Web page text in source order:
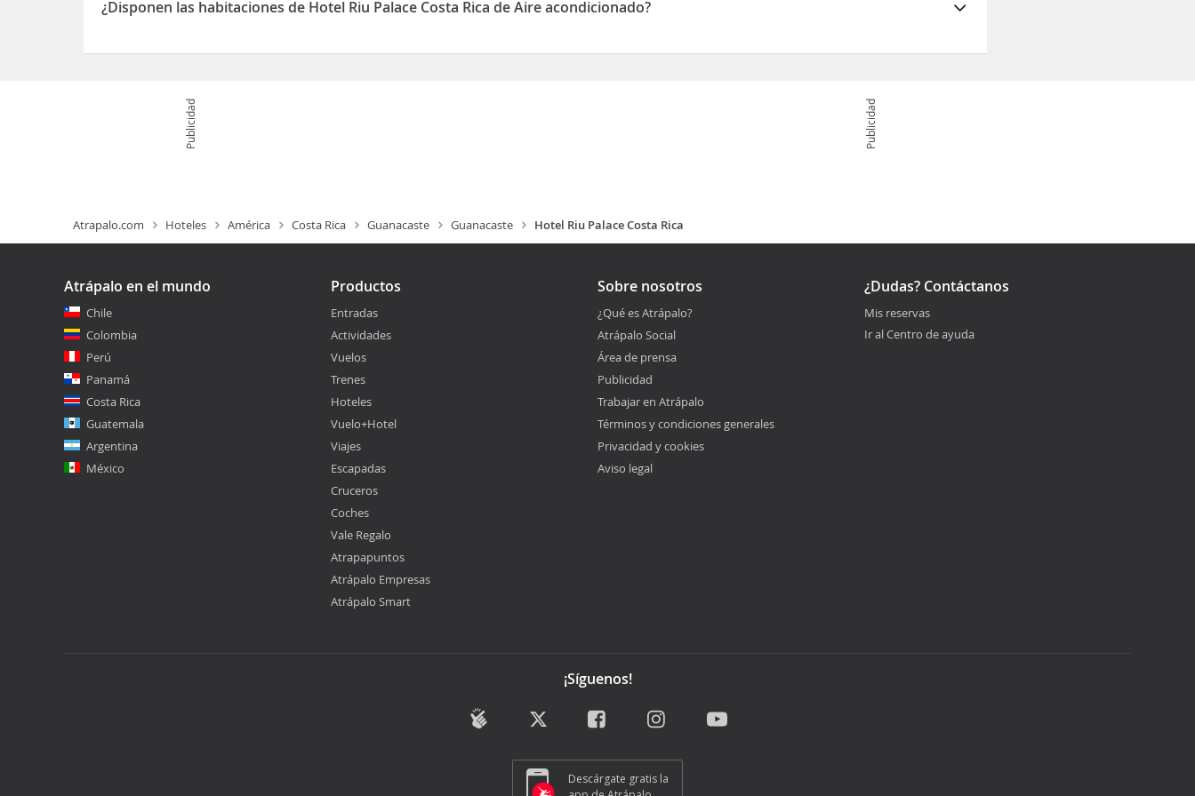
¿Disponen las habitaciones de Hotel Riu Palace Costa Rica de Aire acondicionado?
Publicidad Publicidad
Atrapalo.com Hoteles América Costa Rica Guanacaste Guanacaste Hotel Riu Palace Costa Rica
Atrápalo en el mundo
Chile
Colombia
Perú
Panamá
Costa Rica
Guatemala
Argentina
México
Productos
Entradas
Actividades
Vuelos
Trenes
Hoteles
Vuelo+Hotel
Viajes
Escapadas
Cruceros
Coches
Vale Regalo
Atrapapuntos
Atrápalo Empresas
Atrápalo Smart
Sobre nosotros
¿Qué es Atrápalo?
Atrápalo Social
Área de prensa
Publicidad
Trabajar en Atrápalo
Términos y condiciones generales
Privacidad y cookies
Aviso legal
¿Dudas? Contáctanos
Mis reservas
Ir al Centro de ayuda
¡Síguenos!
Descárgate gratis la